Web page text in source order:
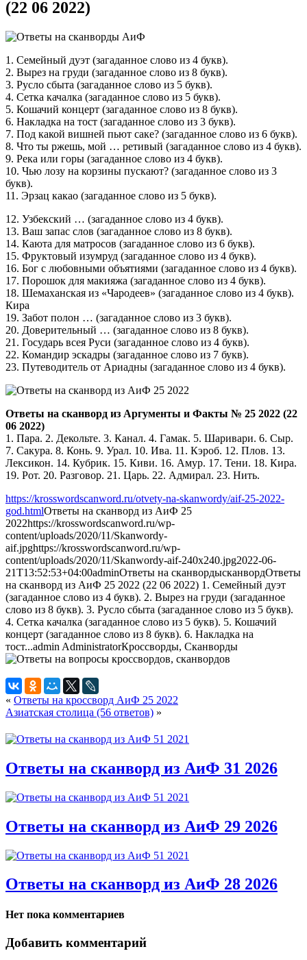
(22 06 2022)
1. Семейный дуэт (загаданное слово из 4 букв).
2. Вырез на груди (загаданное слово из 8 букв).
3. Русло сбыта (загаданное слово из 5 букв).
4. Сетка качалка (загаданное слово из 5 букв).
5. Кошачий концерт (загаданное слово из 8 букв).
6. Накладка на тост (загаданное слово из 3 букв).
7. Под какой вишней пьют саке? (загаданное слово из 6 букв).
8. Что ты ржешь, мой … ретивый (загаданное слово из 4 букв).
9. Река или горы (загаданное слово из 4 букв).
10. Чью лозу на корзины пускают? (загаданное слово из 3
букв).
11. Эрзац какао (загаданное слово из 5 букв).
12. Узбекский … (загаданное слово из 4 букв).
13. Ваш запас слов (загаданное слово из 8 букв).
14. Каюта для матросов (загаданное слово из 6 букв).
15. Фруктовый изумруд (загаданное слово из 4 букв).
16. Бог с любовными объятиями (загаданное слово из 4 букв).
17. Порошок для макияжа (загаданное слово из 4 букв).
18. Шемаханская из «Чародеев» (загаданное слово из 4 букв).
Кира
19. Забот полон … (загаданное слово из 3 букв).
20. Доверительный … (загаданное слово из 8 букв).
21. Государь всея Руси (загаданное слово из 4 букв).
22. Командир эскадры (загаданное слово из 7 букв).
23. Путеводитель от Ариадны (загаданное слово из 4 букв).
Ответы на сканворд из Аргументы и Факты № 25 2022 (22
06 2022)
1. Пара. 2. Декольте. 3. Канал. 4. Гамак. 5. Шаривари. 6. Сыр.
7. Сакура. 8. Конь. 9. Урал. 10. Ива. 11. Кэроб. 12. Плов. 13.
Лексикон. 14. Кубрик. 15. Киви. 16. Амур. 17. Тени. 18. Кира.
19. Рот. 20. Разговор. 21. Царь. 22. Адмирал. 23. Нить.
https://krosswordscanword.ru/otvety-na-skanwordy/aif-25-2022-
god.htmlОтветы на сканворд из АиФ 25
2022https://krosswordscanword.ru/wp-
content/uploads/2020/11/Skanwordy-
aif.jpghttps://krosswordscanword.ru/wp-
content/uploads/2020/11/Skanwordy-aif-240x240.jpg2022-06-
21T13:52:53+04:00adminОтветы на сканвордысканвордОтветы
на сканворд из АиФ 25 2022 (22 06 2022) 1. Семейный дуэт
(загаданное слово из 4 букв). 2. Вырез на груди (загаданное
слово из 8 букв). 3. Русло сбыта (загаданное слово из 5 букв).
4. Сетка качалка (загаданное слово из 5 букв). 5. Кошачий
концерт (загаданное слово из 8 букв). 6. Накладка на
тост...admin AdministratorКроссворды, Сканворды
« Ответы на кроссворд АиФ 25 2022
Азиатская столица (56 ответов) »
Ответы на сканворд из АиФ 31 2026
Ответы на сканворд из АиФ 29 2026
Ответы на сканворд из АиФ 28 2026
Нет пока комментариев
Добавить комментарий